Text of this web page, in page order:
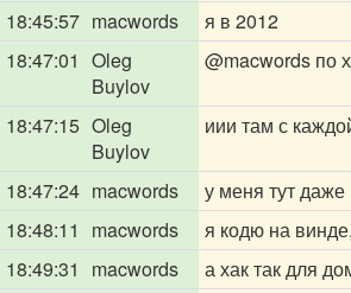
18:45:57 macwords
я в 2012
18:47:01 Oleg
Buylov
@macwords по
18:47:15 Oleg
Buylov
иии там с
18:47:24 macwords
у меня тут
18:48:11
macwords
я кодю на
18:49:31
macwords
а хак так для